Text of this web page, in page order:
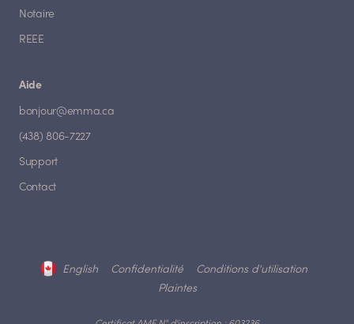
Notaire
REEE
Aide
bonjour@emma.ca
(438) 806-7227
Support
Contact
English Confidentialité
Conditions d'utilisation
Plaintes